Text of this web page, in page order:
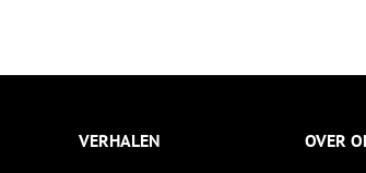
VERHALEN OVER